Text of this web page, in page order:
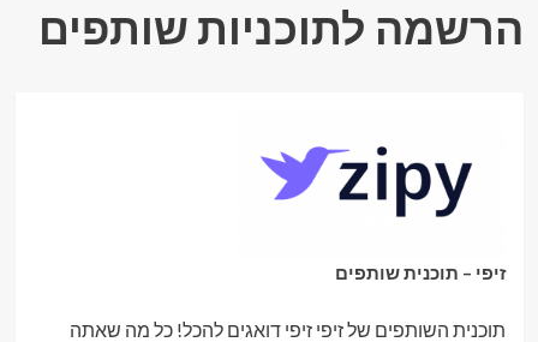
הרשמה לתוכניות שותפים
זיפי – תוכנית שותפים
תוכנית השותפים של זיפי זיפי דואגים להכל! כל מה שאתה